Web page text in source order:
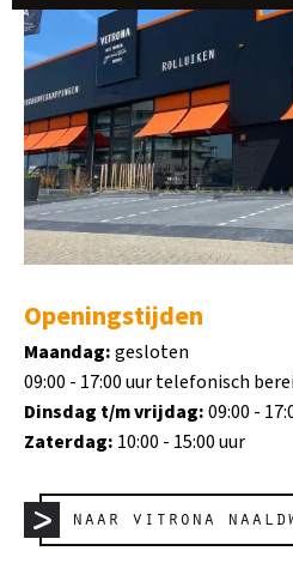
Openingstijden
Maandag:gesloten
09:00 - 17:00 uur telefonisch
Dinsdag t/m vrijdag:09:00 -
Zaterdag: 10:00 - 15:00 uur
naar vitrona